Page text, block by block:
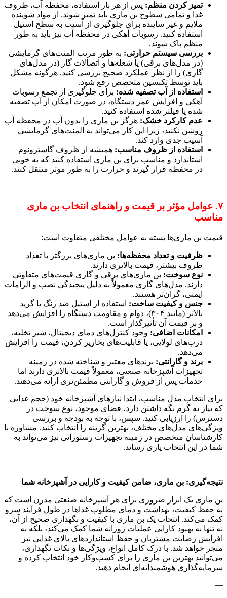
تمیز کردن منظم: پس از هر بار استفاده، محفظه آب، ظروف
غذا و تمامی سطوح بن ماری باید تمیز شوند. از مواد شوینده
ملایم و غیر ساینده برای جلوگیری از آسیب به سطح استیل
استفاده کنید. رسوبات آهکی در محفظه آب نیز باید به طور
منظم پاک شوند.
بررسی سیستم حرارتی: به طور مرتب المنت‌های گرمایشی
(در مدل‌های برقی) یا شعله‌ها و اتصالات گاز (در مدل‌های
گازی) را از نظر عملکرد صحیح بررسی کنید. هرگونه مشکل
باید توسط تکنسین متخصص رفع شود.
استفاده از آب تصفیه شده: برای جلوگیری از تجمع رسوبات
آهکی و افزایش عمر دستگاه، در صورت امکان از آب تصفیه
شده یا فیلتر شده استفاده کنید.
عدم کارکرد خشک: هرگز بن ماری را بدون آب در محفظه آب
روشن نکنید، زیرا این کار می‌تواند به المنت‌های گرمایشی
آسیب جدی وارد کند.
استفاده از ظروف مناسب: همیشه از ظروف گاسترونوم
استاندارد و مناسب برای بن ماری استفاده کنید که به خوبی
در محفظه قرار گیرند و حرارت را به طور موثر منتقل کنند.
—
۷. عوامل مؤثر بر قیمت و راهنمای انتخاب بن ماری
مناسب
قیمت بن ماری‌ها بسته به عوامل مختلفی متفاوت است:
ظرفیت و تعداد محفظه‌ها: بن ماری‌های بزرگتر با تعداد
ظروف بیشتر، قیمت بالاتری دارند.
نوع سوخت: بن ماری‌های برقی و گازی قیمت‌های متفاوتی
دارند. مدل‌های گازی معمولاً به دلیل پیچیدگی نصب و الزامات
ایمنی، گران‌تر هستند.
جنس و کیفیت ساخت: استفاده از استیل ضد زنگ با گرید
بالاتر (مانند ۳۰۴)، دوام و مقاومت دستگاه را افزایش می‌دهد
و بر قیمت آن تأثیرگذار است.
امکانات اضافی: وجود کنترل‌های دمای دیجیتال، شیر تخلیه،
درب‌های لولایی، یا قابلیت‌های بخارپز کردن، قیمت را افزایش
می‌دهد.
برند و گارانتی: برندهای معتبر و شناخته شده در زمینه
تجهیزات آشپزخانه صنعتی، معمولاً قیمت بالاتری دارند اما
خدمات پس از فروش و گارانتی مطمئن‌تری ارائه می‌دهند.
برای انتخاب مدل مناسب، ابتدا نیازهای آشپزخانه خود (حجم غذایی
که نیاز به گرم نگه داشتن دارد، فضای موجود، نوع سوخت در
دسترس) را ارزیابی کنید. سپس، با توجه به بودجه و بررسی
ویژگی‌های مدل‌های مختلف، بهترین گزینه را انتخاب کنید. مشاوره با
کارشناسان متخصص در زمینه تجهیزات رستورانی نیز می‌تواند به
شما در این انتخاب یاری رساند.
—
نتیجه‌گیری: بن ماری، ضامن کیفیت و کارایی در آشپزخانه شما
بن ماری یک ابزار ضروری برای هر آشپزخانه صنعتی مدرن است که
به حفظ کیفیت، بهداشت و دمای مطلوب غذاها در طول فرآیند سرو
کمک می‌کند. انتخاب یک بن ماری با کیفیت و نگهداری صحیح از آن،
نه تنها به بهبود کارایی عملیات روزانه شما کمک می‌کند، بلکه به
افزایش رضایت مشتریان و حفظ استانداردهای بالای غذایی نیز
منجر خواهد شد. با درک کامل انواع، ویژگی‌ها و نکات نگهداری،
می‌توانید بهترین بن ماری را برای کسب‌وکار خود انتخاب کرده و
سرمایه‌گذاری هوشمندانه‌ای انجام دهید.
—